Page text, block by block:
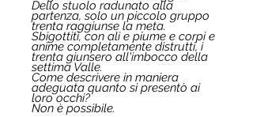
Dello stuolo radunato alla
partenza, solo un piccolo gruppo
trenta raggiunse la meta.
Sbigottiti, con ali e piume e corpi e
anime completamente distrutti, i
trenta giunsero all'imbocco della
settima Valle.
Come descrivere in maniera
adeguata quanto si presentò ai
loro occhi?
Non è possibile.